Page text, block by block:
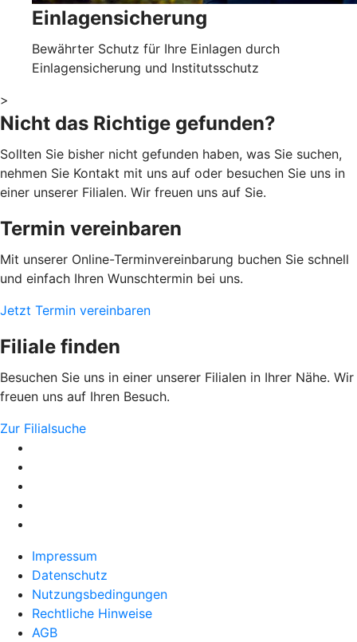
Einlagensicherung
Bewährter Schutz für Ihre Einlagen durch
Einlagensicherung und Institutsschutz
>
Nicht das Richtige gefunden?
Sollten Sie bisher nicht gefunden haben, was Sie suchen,
nehmen Sie Kontakt mit uns auf oder besuchen Sie uns in
einer unserer Filialen. Wir freuen uns auf Sie.
Termin vereinbaren
Mit unserer Online-Terminvereinbarung buchen Sie schnell
und einfach Ihren Wunschtermin bei uns.
Jetzt Termin vereinbaren
Filiale finden
Besuchen Sie uns in einer unserer Filialen in Ihrer Nähe. Wir
freuen uns auf Ihren Besuch.
Zur Filialsuche
Impressum
Datenschutz
Nutzungsbedingungen
Rechtliche Hinweise
AGB